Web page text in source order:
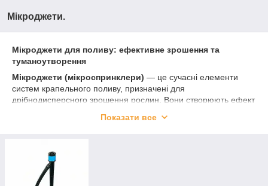
Мікроджети.
Мікроджети для поливу: ефективне зрошення та
туманоутворення
Мікроджети (мікроспринклери) — це сучасні елементи
систем крапельного поливу, призначені для
дрібнодисперсного зрошення рослин. Вони створюють ефект
зволоження без пошкодження делікатних культур. У каталозі
мікрополиву в теплицях та на відкритому ґрунті.
Чому варто купити мікроджети для
Показати все